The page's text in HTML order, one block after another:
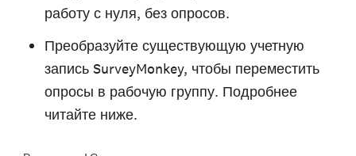
работу с нуля, без опросов.
Преобразуйте существующую учетную
запись SurveyMonkey, чтобы переместить
опросы в рабочую группу. Подробнее
читайте ниже.